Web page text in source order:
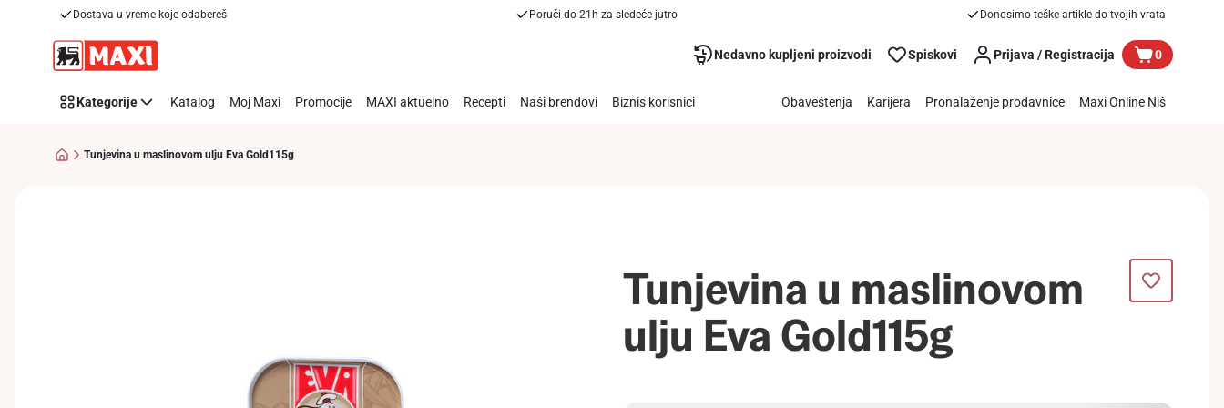
Dostava u vreme koje odabereš Poruči do 21h za sledeće jutro Donosimo teške artikle do tvojih vrata
Nedavno kupljeni proizvodi Spiskovi Prijava / Registracija 0
Kategorije Katalog Moj Maxi Promocije MAXI aktuelno Recepti Naši brendovi Biznis korisnici Obaveštenja Karijera Pronalaženje prodavnice Maxi Online Niš
Tunjevina u maslinovom ulju Eva Gold115g
Tunjevina u maslinovom
ulju Eva Gold115g